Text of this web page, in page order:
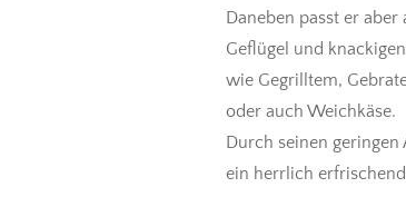
Daneben passt er
Geflügel und
wie Gegrilltem,
oder auch Weichkäse.
Durch seinen
ein herrlich